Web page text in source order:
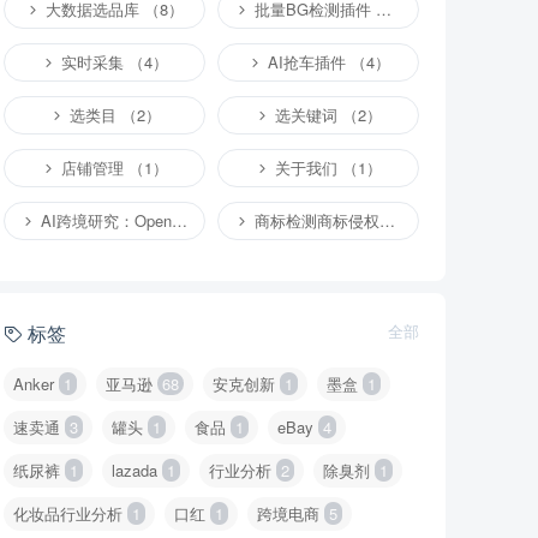
大数据选品库 （8） 批量BG检测插件 （4）
实时采集 （4） AI抢车插件 （4）
选类目 （2） 选关键词 （2）
店铺管理 （1） 关于我们 （1）
AI跨境研究：OpenClaw小龙虾等应用 （4） 商标检测商标侵权专栏 （1）
标签 全部
Anker 1 亚马逊 68 安克创新 1 墨盒 1
速卖通 3 罐头 1 食品 1 eBay 4
纸尿裤 1 lazada 1 行业分析 2 除臭剂 1
化妆品行业分析 1 口红 1 跨境电商 5